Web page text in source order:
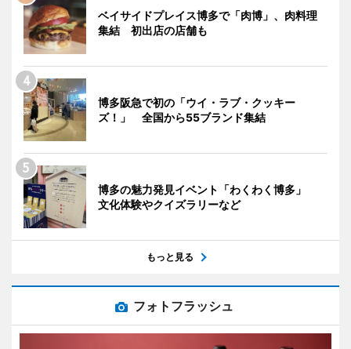
ベイサイドプレイス博多で「肉博」、肉料理
集結 初出店の店舗も
博多阪急で初の「ウイ・ラブ・クッキー
ズ！」 全国から55ブランド集結
博多の魅力発見イベント「わくわく博多」
文化体験やクイズラリーなど
もっと見る
フォトフラッシュ